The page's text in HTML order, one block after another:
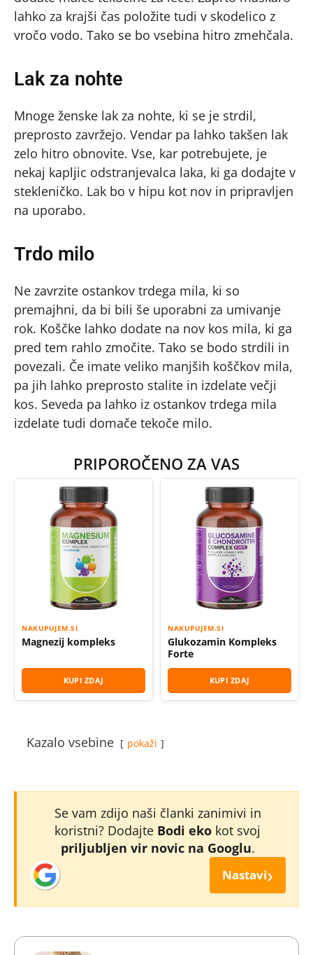
lahko za krajši čas položite tudi v skodelico z
vročo vodo. Tako se bo vsebina hitro zmehčala.
Lak za nohte
Mnoge ženske lak za nohte, ki se je strdil,
preprosto zavržejo. Vendar pa lahko takšen lak
zelo hitro obnovite. Vse, kar potrebujete, je
nekaj kapljic odstranjevalca laka, ki ga dodajte v
stekleničko. Lak bo v hipu kot nov in pripravljen
na uporabo.
Trdo milo
Ne zavrzite ostankov trdega mila, ki so
premajhni, da bi bili še uporabni za umivanje
rok. Koščke lahko dodate na nov kos mila, ki ga
pred tem rahlo zmočite. Tako se bodo strdili in
povezali. Če imate veliko manjših koščkov mila,
pa jih lahko preprosto stalite in izdelate večji
kos. Seveda pa lahko iz ostankov trdega mila
izdelate tudi domače tekoče milo.
PRIPOROČENO ZA VAS
NAKUPUJEM.SI
Magnezij kompleks
KUPI ZDAJ
NAKUPUJEM.SI
Glukozamin Kompleks
Forte
KUPI ZDAJ
Kazalo vsebine pokaži
Se vam zdijo naši članki zanimivi in
koristni? Dodajte Bodi eko kot svoj
priljubljen vir novic na Googlu.
Nastavi›